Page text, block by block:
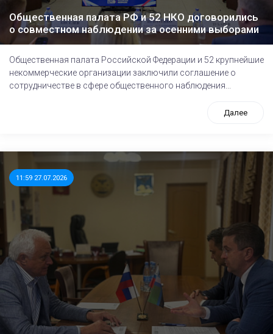
Общественная палата РФ и 52 НКО договорились
о совместном наблюдении за осенними выборами
Общественная палата Российской Федерации и 52 крупнейшие
некоммерческие организации заключили соглашение о
сотрудничестве в сфере общественного наблюдения...
Далее
11:59 27.07.2026